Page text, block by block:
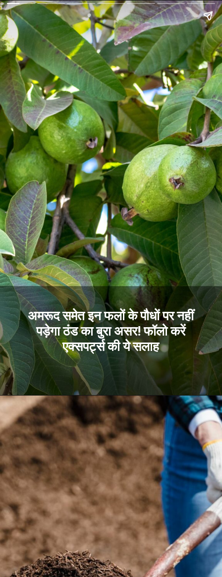
अमरूद समेत इन फलों के पौधों पर नहीं
पड़ेगा ठंड का बुरा असर! फॉलो करें
एक्सपर्ट्स की ये सलाह